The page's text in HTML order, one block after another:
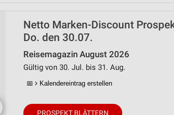
Netto Marken-Discount
Do. den 30.07.
Reisemagazin August 2026
Gültig von 30. Jul. bis 31. Aug.
📅 Kalendereintrag erstellen
PROSPEKT BLÄTTERN